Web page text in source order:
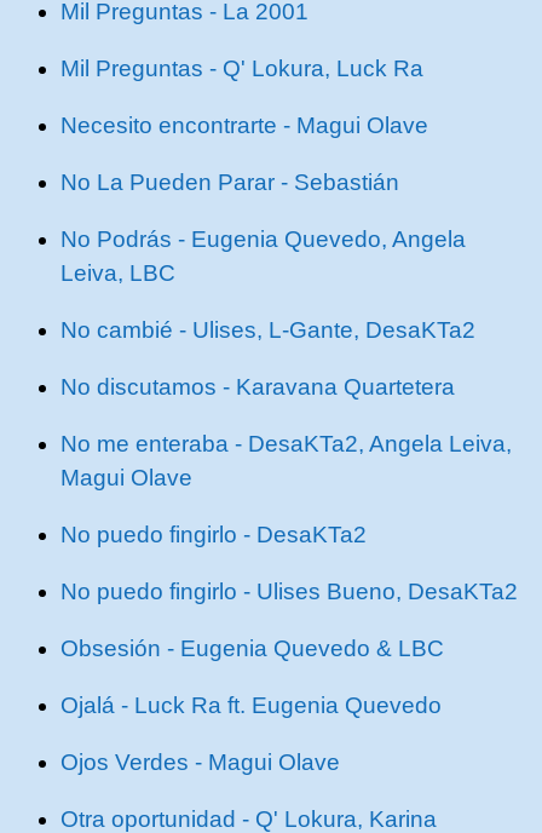
Mil Preguntas - La 2001
Mil Preguntas - Q' Lokura, Luck Ra
Necesito encontrarte - Magui Olave
No La Pueden Parar - Sebastián
No Podrás - Eugenia Quevedo, Angela
Leiva, LBC
No cambié - Ulises, L-Gante, DesaKTa2
No discutamos - Karavana Quartetera
No me enteraba - DesaKTa2, Angela Leiva,
Magui Olave
No puedo fingirlo - DesaKTa2
No puedo fingirlo - Ulises Bueno, DesaKTa2
Obsesión - Eugenia Quevedo & LBC
Ojalá - Luck Ra ft. Eugenia Quevedo
Ojos Verdes - Magui Olave
Otra oportunidad - Q' Lokura, Karina